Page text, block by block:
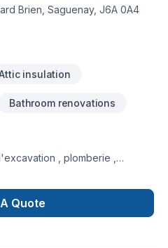
Brien, Saguenay, J6A 0A4
insulation
Bathroom renovations
, plomberie ,
Quote